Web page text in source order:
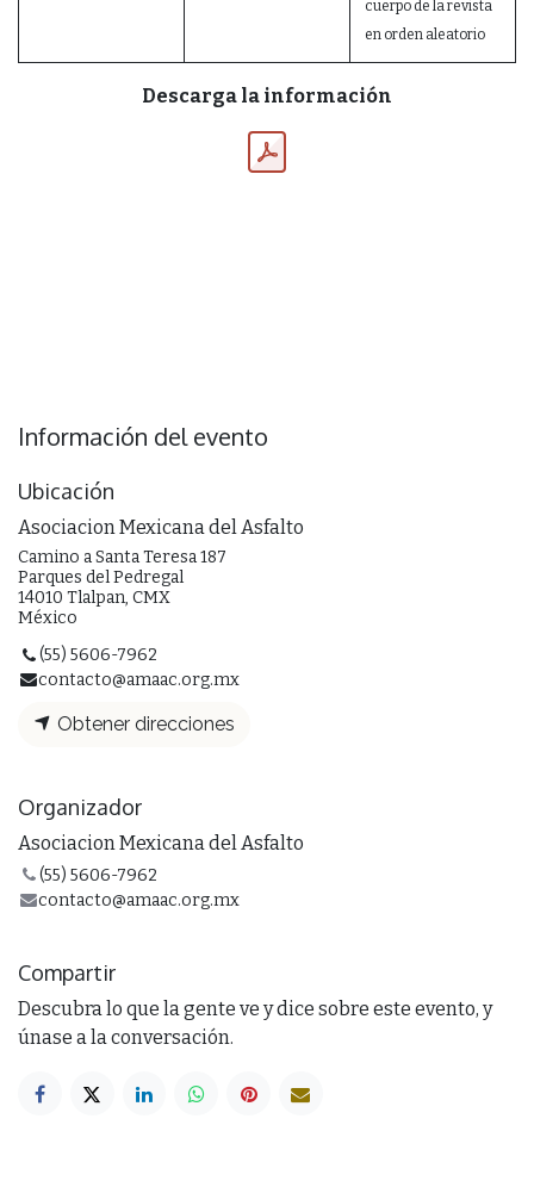
cuerpo de la revista
en orden aleatorio
Descarga la información
Información del evento
Ubicación
Asociacion Mexicana del Asfalto
Camino a Santa Teresa 187
Parques del Pedregal
14010 Tlalpan, CMX
México
(55) 5606-7962
contacto@amaac.org.mx
Obtener direcciones
Organizador
Asociacion Mexicana del Asfalto
(55) 5606-7962
contacto@amaac.org.mx
Compartir
Descubra lo que la gente ve y dice sobre este evento, y
únase a la conversación.